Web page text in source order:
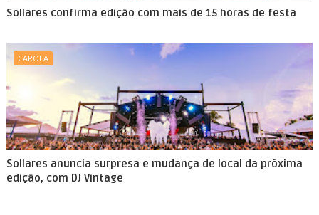
Sollares confirma edição com mais de 15 horas de festa
CAROLA
Sollares anuncia surpresa e mudança de local da próxima
edição, com DJ Vintage